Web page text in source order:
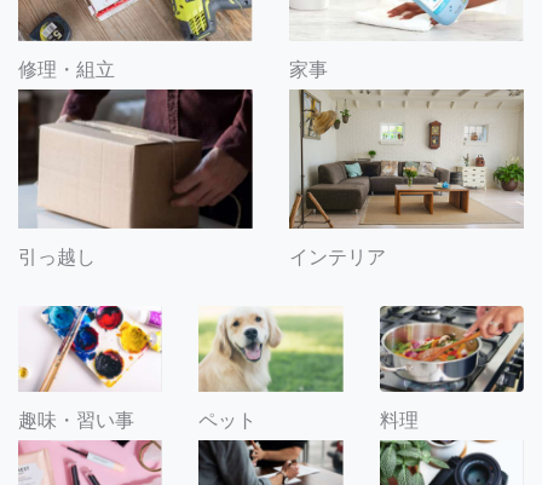
修理・組立 家事
引っ越し インテリア
趣味・習い事 ペット 料理